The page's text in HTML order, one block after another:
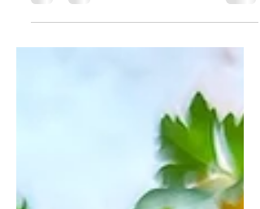
groenten en aardappelen uit de